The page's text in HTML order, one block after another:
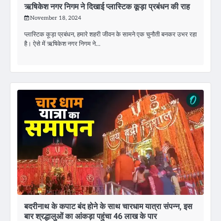
ऋषिकेश नगर निगम ने दिखाई प्लास्टिक कूड़ा प्रबंधन की राह
November 18, 2024
प्लास्टिक कूड़ा प्रबंधन, हमारे शहरी जीवन के सामने एक चुनौती बनकर उभर रहा
है। ऐसे में ऋषिकेश नगर निगम ने…
बदरीनाथ के कपाट बंद होने के साथ चारधाम यात्रा संपन्न, इस
बार श्रद्धालुओं का आंकड़ा पहुंचा 46 लाख के पार